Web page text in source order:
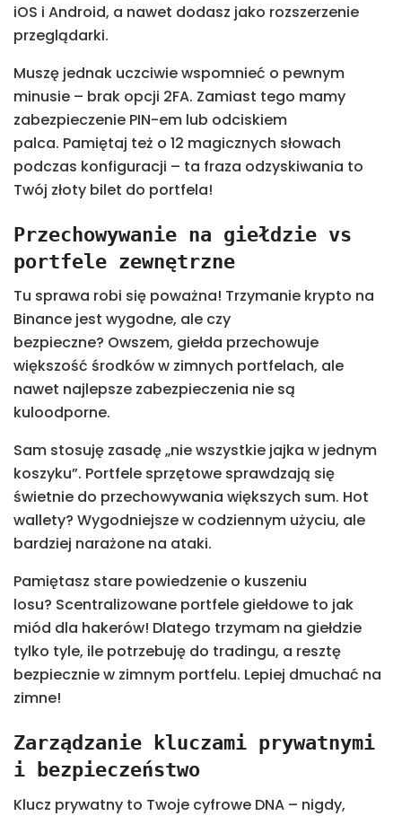
iOS i Android, a nawet dodasz jako rozszerzenie
przeglądarki.
Muszę jednak uczciwie wspomnieć o pewnym
minusie – brak opcji 2FA. Zamiast tego mamy
zabezpieczenie PIN-em lub odciskiem
palca. Pamiętaj też o 12 magicznych słowach
podczas konfiguracji – ta fraza odzyskiwania to
Twój złoty bilet do portfela!
Przechowywanie na giełdzie vs
portfele zewnętrzne
Tu sprawa robi się poważna! Trzymanie krypto na
Binance jest wygodne, ale czy
bezpieczne? Owszem, giełda przechowuje
większość środków w zimnych portfelach, ale
nawet najlepsze zabezpieczenia nie są
kuloodporne.
Sam stosuję zasadę „nie wszystkie jajka w jednym
koszyku”. Portfele sprzętowe sprawdzają się
świetnie do przechowywania większych sum. Hot
wallety? Wygodniejsze w codziennym użyciu, ale
bardziej narażone na ataki.
Pamiętasz stare powiedzenie o kuszeniu
losu? Scentralizowane portfele giełdowe to jak
miód dla hakerów! Dlatego trzymam na giełdzie
tylko tyle, ile potrzebuję do tradingu, a resztę
bezpiecznie w zimnym portfelu. Lepiej dmuchać na
zimne!
Zarządzanie kluczami prywatnymi
i bezpieczeństwo
Klucz prywatny to Twoje cyfrowe DNA – nigdy,